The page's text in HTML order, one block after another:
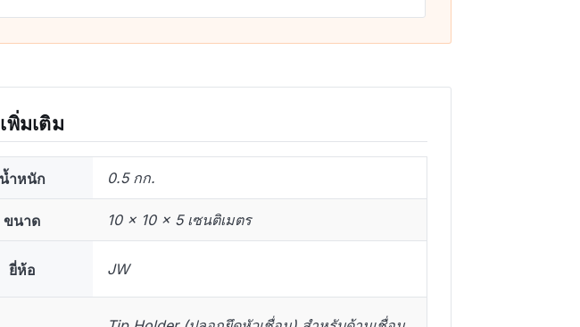
พิ่มเติม
น้ำหนัก 0.5 กก.
ขนาด 10 × 10 × 5 เซนติเมตร
ยี่ห้อ JW